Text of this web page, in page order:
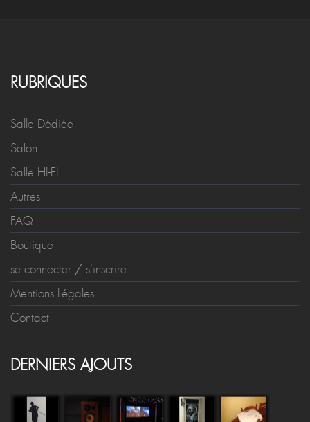
RUBRIQUES
Salle Dédiée
Salon
Salle HI-FI
Autres
FAQ
Boutique
se connecter / s'inscrire
Mentions Légales
Contact
DERNIERS AJOUTS